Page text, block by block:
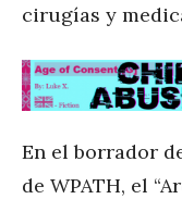
cirugías y
En el borrador
de WPATH, el